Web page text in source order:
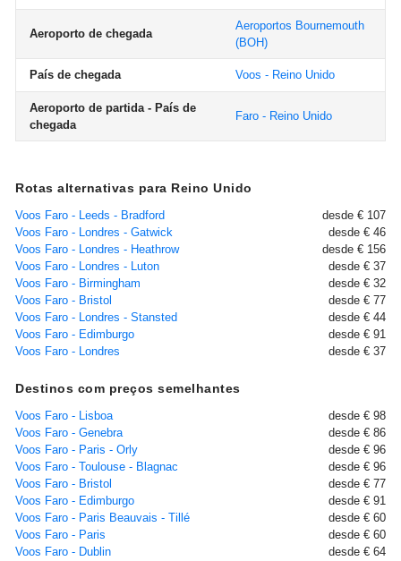
Aeroporto de chegada
Aeroportos Bournemouth
(BOH)
País de chegada Voos - Reino Unido
Aeroporto de partida - País de
chegada
Faro - Reino Unido
Rotas alternativas para Reino Unido
Voos Faro - Leeds - Bradford
desde € 107
Voos Faro - Londres - Gatwick
desde € 46
Voos Faro - Londres - Heathrow
desde € 156
Voos Faro - Londres - Luton
desde € 37
Voos Faro - Birmingham
desde € 32
Voos Faro - Bristol
desde € 77
Voos Faro - Londres - Stansted
desde € 44
Voos Faro - Edimburgo
desde € 91
Voos Faro - Londres
desde € 37
Destinos com preços semelhantes
Voos Faro - Lisboa
desde € 98
Voos Faro - Genebra
desde € 86
Voos Faro - Paris - Orly
desde € 96
Voos Faro - Toulouse - Blagnac
desde € 96
Voos Faro - Bristol
desde € 77
Voos Faro - Edimburgo
desde € 91
Voos Faro - Paris Beauvais - Tillé
desde € 60
Voos Faro - Paris
desde € 60
Voos Faro - Dublin
desde € 64